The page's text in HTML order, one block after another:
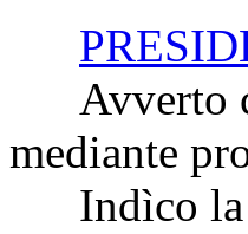
Avverto
mediante
Indìco la